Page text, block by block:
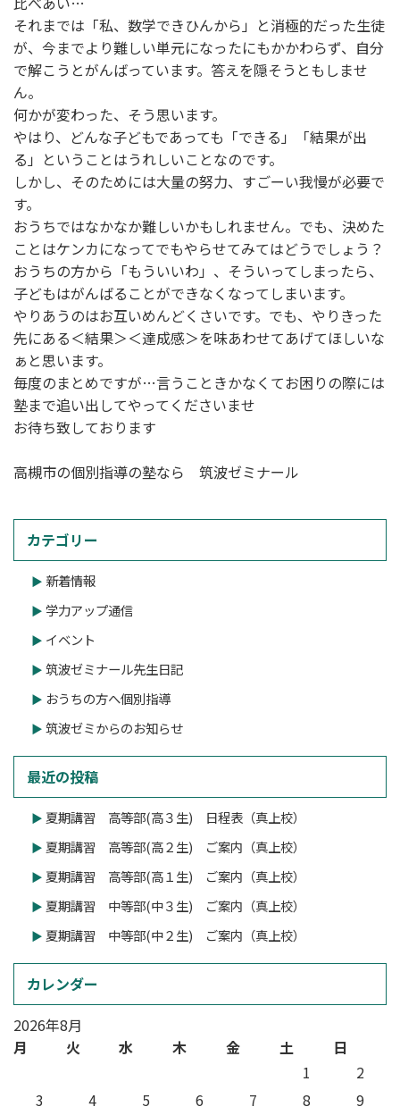
それまでは「私、数学できひんから」と消極的だった生徒
が、今までより難しい単元になったにもかかわらず、自分
で解こうとがんばっています。答えを隠そうともしませ
ん。
何かが変わった、そう思います。
やはり、どんな子どもであっても「できる」「結果が出
る」ということはうれしいことなのです。
しかし、そのためには大量の努力、すごーい我慢が必要で
す。
おうちではなかなか難しいかもしれません。でも、決めた
ことはケンカになってでもやらせてみてはどうでしょう？
おうちの方から「もういいわ」、そういってしまったら、
子どもはがんばることができなくなってしまいます。
やりあうのはお互いめんどくさいです。でも、やりきった
先にある＜結果＞＜達成感＞を味あわせてあげてほしいな
ぁと思います。
毎度のまとめですが…言うこときかなくてお困りの際には
塾まで追い出してやってくださいませ
お待ち致しております
高槻市の個別指導の塾なら 筑波ゼミナール
カテゴリー
新着情報
学力アップ通信
イベント
筑波ゼミナール先生日記
おうちの方へ個別指導
筑波ゼミからのお知らせ
最近の投稿
夏期講習 高等部(高３生) 日程表（真上校）
夏期講習 高等部(高２生) ご案内（真上校）
夏期講習 高等部(高１生) ご案内（真上校）
夏期講習 中等部(中３生) ご案内（真上校）
夏期講習 中等部(中２生) ご案内（真上校）
カレンダー
2026年8月
月
火 水 木 金 土
日
1
2
3
4 5 6 7 8 9